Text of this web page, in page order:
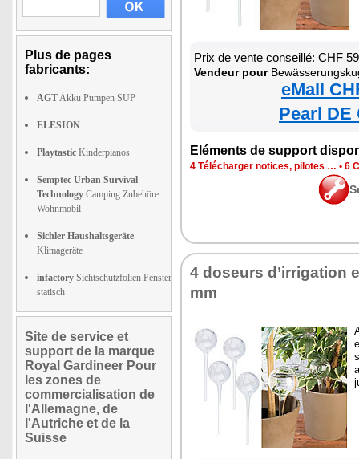
Plus de pages
fabricants:
AGTAkku Pumpen SUP
ELESION
Playtastic Kinderpianos
Semptec Urban Survival
Technology Camping Zubehöre
Wohnmobil
Sichler Haushaltsgeräte
Klimageräte
infactory Sichtschutzfolien Fenster
statisch
Site de service et
support de la marque
Royal Gardineer Pour
les zones de
commercialisation de
l'Allemagne, de
l'Autriche et de la
Suisse
Prix de vente conseillé: CHF
Vendeur pour
eMall
Pearl DE
Eléments de support
4 Télécharger notices, pilotes … • 6
4 doseurs d’irrigation
mm